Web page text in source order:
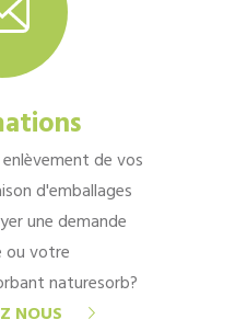
de vos
d'emballages
une demande
ou votre
naturesorb?
NOUS